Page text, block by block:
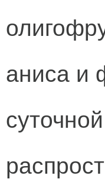
аниса и